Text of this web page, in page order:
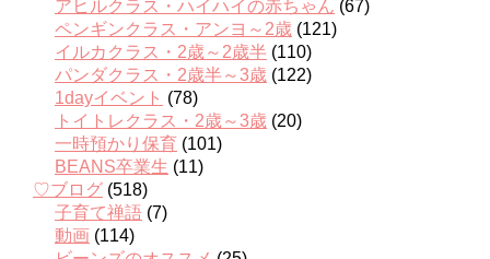
アヒルクラス・ハイハイの赤ちゃん (67)
ペンギンクラス・アンヨ～2歳 (121)
イルカクラス・2歳～2歳半 (110)
パンダクラス・2歳半～3歳 (122)
1dayイベント (78)
トイトレクラス・2歳～3歳 (20)
一時預かり保育 (101)
BEANS卒業生 (11)
♡ブログ (518)
子育て禅語 (7)
動画 (114)